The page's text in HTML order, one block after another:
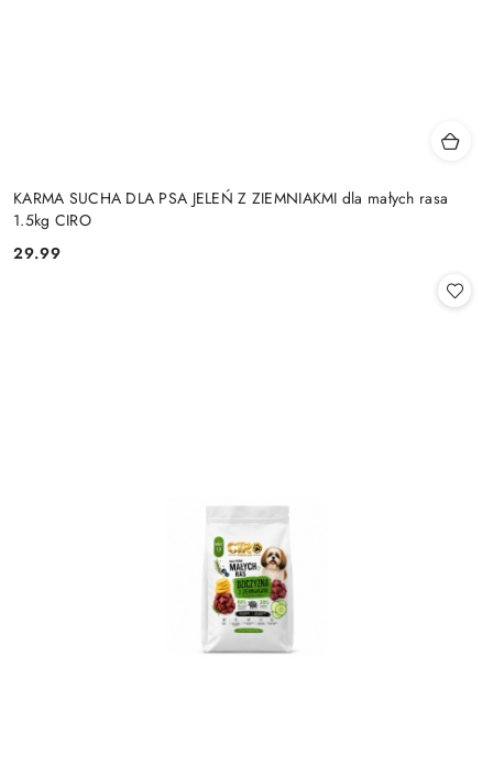
KARMA SUCHA DLA PSA JELEŃ Z ZIEMNIAKMI dla małych rasa
1.5kg CIRO
Cena:
29.99